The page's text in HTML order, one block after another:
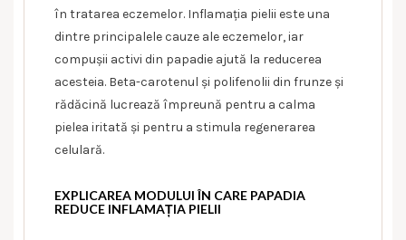
în tratarea eczemelor. Inflamația pielii este una
dintre principalele cauze ale eczemelor, iar
compușii activi din papadie ajută la reducerea
acesteia. Beta-carotenul și polifenolii din frunze și
rădăcină lucrează împreună pentru a calma
pielea iritată și pentru a stimula regenerarea
celulară.
EXPLICAREA MODULUI ÎN CARE PAPADIA
REDUCE INFLAMAȚIA PIELII